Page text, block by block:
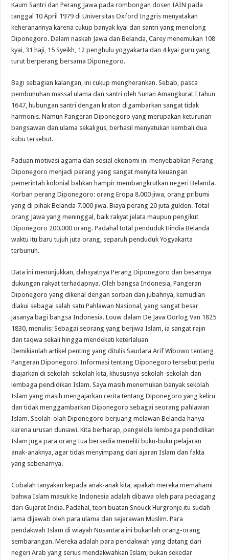
Kaum Santri dan Perang Jawa pada rombongan dosen IAIN pada
tanggal 10 April 1979 di Universitas Oxford Inggris menyatakan
keheranannya karena cukup banyak kyai dan santri yang menolong
Diponegoro. Dalam naskah Jawa dan Belanda, Carey menemukan 108
kyai, 31 haji, 15 Syeikh, 12 penghulu yogyakarta dan 4 kyai guru yang
turut berperang bersama Diponegoro.
Bagi sebagian kalangan, ini cukup mengherankan. Sebab, pasca
pembunuhan massal ulama dan santri oleh Sunan Amangkurat I tahun
1647, hubungan santri dengan kraton digambarkan sangat tidak
harmonis. Namun Pangeran Diponegoro yang merupakan keturunan
bangsawan dan ulama sekaligus, berhasil menyatukan kembali dua
kubu tersebut.
Paduan motivasi agama dan sosial ekonomi ini menyebabkan Perang
Diponegoro menjadi perang yang sangat menyita keuangan
pemerintah kolonial bahkan hampir membangkrutkan negeri Belanda.
Korban perang Diponegoro: orang Eropa 8.000 jiwa, orang pribumi
yang di pihak Belanda 7.000 jiwa. Biaya perang 20 juta gulden. Total
orang Jawa yang meninggal, baik rakyat jelata maupun pengikut
Diponegoro 200.000 orang. Padahal total penduduk Hindia Belanda
waktu itu baru tujuh juta orang, separuh penduduk Yogyakarta
terbunuh.
Data ini menunjukkan, dahsyatnya Perang Diponegoro dan besarnya
dukungan rakyat terhadapnya. Oleh bangsa Indonesia, Pangeran
Diponegoro yang dikenal dengan sorban dan jubahnya, kemudian
diakui sebagai salah satu Pahlawan Nasional, yang sangat besar
jasanya bagi bangsa Indonesia. Louw dalam De Java Oorlog Van 1825
1830, menulis: Sebagai seorang yang berjiwa Islam, ia sangat rajin
dan taqwa sekali hingga mendekati keterlaluan
Demikianlah artikel penting yang ditulis Saudara Arif Wibowo tentang
Pangeran Diponegoro. Informasi tentang Diponegoro tersebut perlu
diajarkan di sekolah-sekolah kita, khususnya sekolah-sekolah dan
lembaga pendidikan Islam. Saya masih menemukan banyak sekolah
Islam yang masih mengajarkan cerita tentang Diponegoro yang keliru
dan tidak menggambarkan Diponegoro sebagai seorang pahlawan
Islam. Seolah-olah Diponegoro berjuang melawan Belanda hanya
karena urusan duniawi. Kita berharap, pengelola lembaga pendidikan
Islam juga para orang tua bersedia meneliti buku-buku pelajaran
anak-anaknya, agar tidak menyimpang dari ajaran Islam dan fakta
yang sebenarnya.
Cobalah tanyakan kepada anak-anak kita, apakah mereka memahami
bahwa Islam masuk ke Indonesia adalah dibawa oleh para pedagang
dari Gujarat India. Padahal, teori buatan Snouck Hurgronje itu sudah
lama dijawab oleh para ulama dan sejarawan Muslim. Para
pendakwah Islam di wiayah Nusantara ini bukanlah orang-orang
sembarangan. Mereka adalah para pendakwah yang datang dari
negeri Arab yang serius mendakwahkan Islam; bukan sekedar